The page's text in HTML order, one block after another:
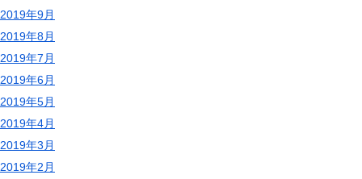
2019年9月
2019年8月
2019年7月
2019年6月
2019年5月
2019年4月
2019年3月
2019年2月